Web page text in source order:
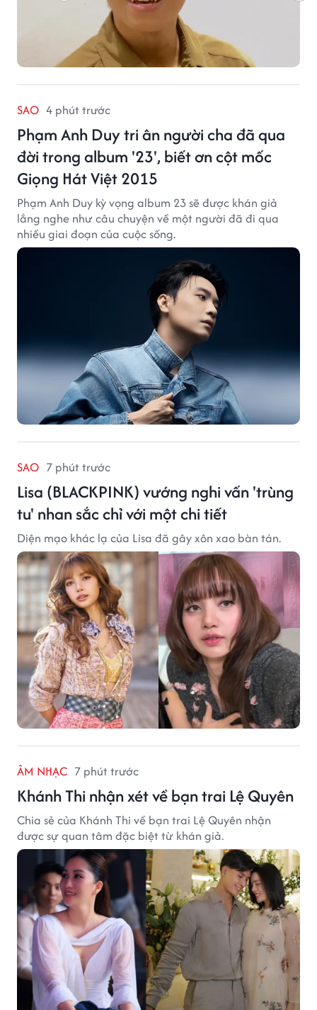
SAO 4 phút trước
Phạm Anh Duy tri ân người cha đã qua
đời trong album '23', biết ơn cột mốc
Giọng Hát Việt 2015
Phạm Anh Duy kỳ vọng album 23 sẽ được khán giả
lắng nghe như câu chuyện về một người đã đi qua
nhiều giai đoạn của cuộc sống.
SAO 7 phút trước
Lisa (BLACKPINK) vướng nghi vấn 'trùng
tu' nhan sắc chỉ với một chi tiết
Diện mạo khác lạ của Lisa đã gây xôn xao bàn tán.
ÂM NHẠC 7 phút trước
Khánh Thi nhận xét về bạn trai Lệ Quyên
Chia sẻ của Khánh Thi về bạn trai Lệ Quyên nhận
được sự quan tâm đặc biệt từ khán giả.